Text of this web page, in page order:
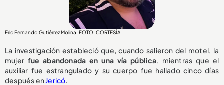
Eric Fernando Gutiérrez Molina. FOTO: CORTESÍA
La investigación estableció que, cuando salieron del motel, la
mujer fue abandonada en una vía pública, mientras que el
auxiliar fue estrangulado y su cuerpo fue hallado cinco días
después enJericó.